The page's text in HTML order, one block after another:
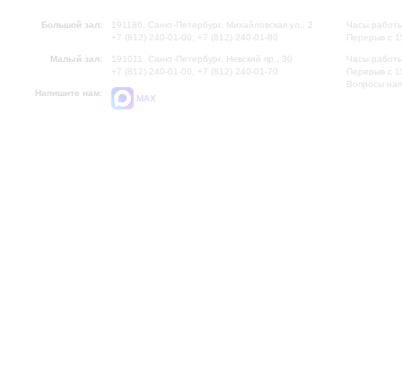
Большой зал:
191186, Санкт-Петербург, Михайловская ул., 2
+7 (812) 240-01-00, +7 (812) 240-01-80
Малый зал:
191011, Санкт-Петербург, Невский пр., 30
+7 (812) 240-01-00, +7 (812) 240-01-70
Напишите нам:
MAX
Часы
Перерыв с
Часы
Перерыв с
Вопросы